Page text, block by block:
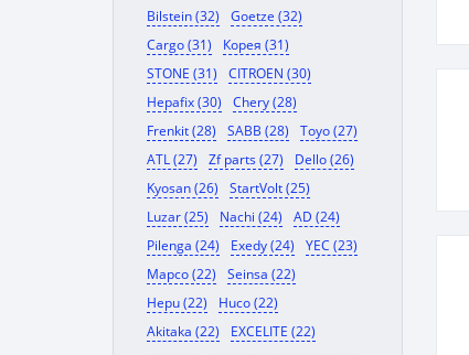
Bilstein (32)
Goetze (32)
Cargo (31)
Корея (31)
STONE (31)
CITROEN (30)
Hepafix (30)
Chery (28)
Frenkit (28)
SABB (28)
Toyo (27)
ATL (27)
Zf parts (27)
Dello (26)
Kyosan (26)
StartVolt (25)
Luzar (25)
Nachi (24)
AD (24)
Pilenga (24)
Exedy (24)
YEC (23)
Mapco (22)
Seinsa (22)
Hepu (22)
Huco (22)
Akitaka (22)
EXCELITE (22)